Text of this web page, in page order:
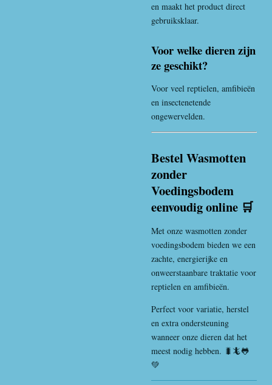
en maakt het product direct
gebruiksklaar.
Voor welke dieren zijn
ze geschikt?
Voor veel reptielen, amfibieën
en insectenetende
ongewervelden.
Bestel Wasmotten
zonder
Voedingsbodem
eenvoudig online 🛒
Met onze wasmotten zonder
voedingsbodem bieden we een
zachte, energierijke en
onweerstaanbare traktatie voor
reptielen en amfibieën.
Perfect voor variatie, herstel
en extra ondersteuning
wanneer onze dieren dat het
meest nodig hebben. 🐛🦎🐸
💚